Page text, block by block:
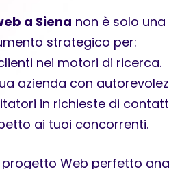
a Siena non è solo
strategico per:
nei motori di ricerca.
azienda con
in richieste di
ai tuoi concorrenti.
progetto Web perfetto